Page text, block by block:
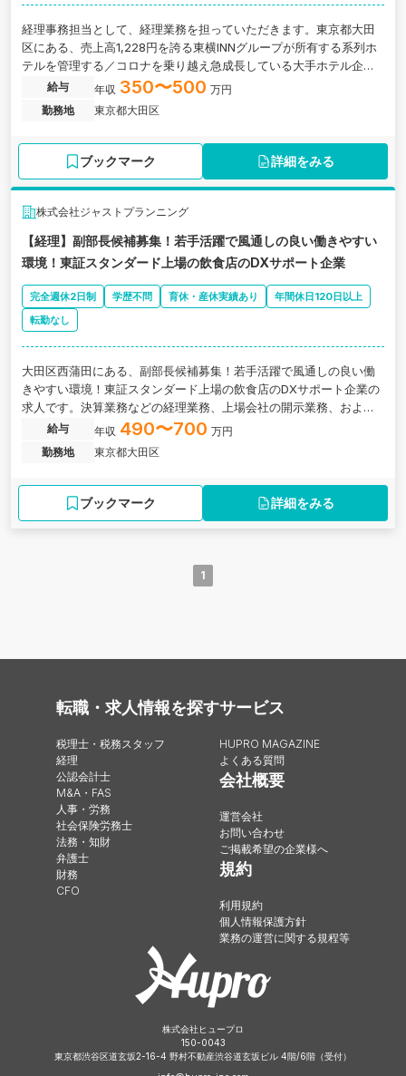
経理事務担当として、経理業務を担っていただきます。東京都大田
区にある、売上高1,228円を誇る東横INNグループが所有する系列ホ
テルを管理する／コロナを乗り越え急成長している大手ホテル企業
です！給与 年収 350〜500 万円
勤務地
東京都大田区
ブックマーク 詳細をみる
株式会社ジャストプランニング
【経理】副部長候補募集！若手活躍で風通しの良い働きやすい
環境！東証スタンダード上場の飲食店のDXサポート企業
完全週休2日制 学歴不問 育休・産休実績あり
年間休日120日以上
転勤なし
大田区西蒲田にある、副部長候補募集！若手活躍で風通しの良い働
きやすい環境！東証スタンダード上場の飲食店のDXサポート企業の
求人です。決算業務などの経理業務、上場会社の開示業務、および
総務業務の一部をお任せします。
給与 年収 490〜700 万円
勤務地
東京都大田区
ブックマーク 詳細をみる
1
転職・求人情報を探す
税理士・税務スタッフ
経理
公認会計士
M&A・FAS
人事・労務
社会保険労務士
法務・知財
弁護士
財務
CFO
サービス
HUPRO MAGAZINE
よくある質問
会社概要
運営会社
お問い合わせ
ご掲載希望の企業様へ
規約
利用規約
個人情報保護方針
業務の運営に関する規程等
株式会社ヒュープロ
150-0043
東京都渋谷区道玄坂2-16-4 野村不動産渋谷道玄坂ビル 4階/6階（受付）